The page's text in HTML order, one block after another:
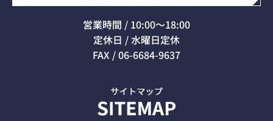
営業時間 / 10:00～18:00
定休日 / 水曜日定休
FAX / 06-6684-9637